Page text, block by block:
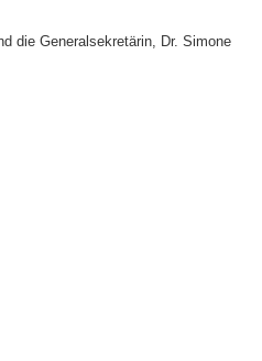
die Generalsekretärin, Dr. Simone